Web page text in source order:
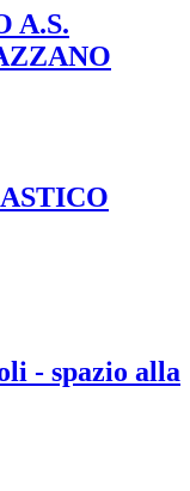
A.S.
- spazio alla